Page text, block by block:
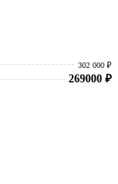
302 000 ₽
269000 ₽